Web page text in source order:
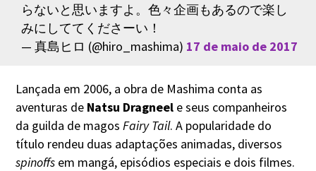
らないと思いますよ。色々企画もあるので楽し
みにしててくださーい！
— 真島ヒロ (@hiro_mashima) 17 de maio de 2017
Lançada em 2006, a obra de Mashima conta as
aventuras de Natsu Dragneel e seus companheiros
da guilda de magosFairy Tail. A popularidade do
título rendeu duas adaptações animadas, diversos
spinoffs em mangá, episódios especiais e dois filmes.